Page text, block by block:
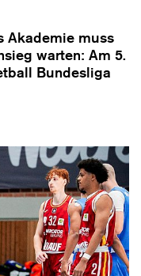
Akademie muss
warten: Am 5.
Bundesliga